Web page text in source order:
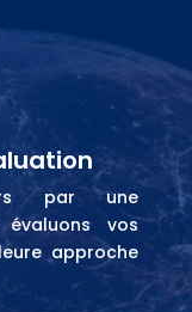
par une
vos
approche